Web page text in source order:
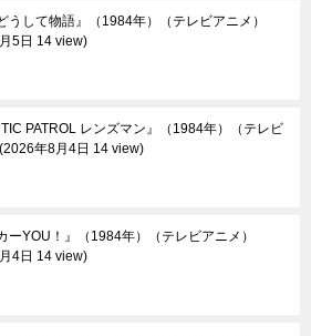
うして物語』（1984年）（テレビアニメ）
5日 14 view
PATROL レンズマン』（1984年）（テレビ
2026年8月4日 14 view
ーYOU！』（1984年）（テレビアニメ）
4日 14 view